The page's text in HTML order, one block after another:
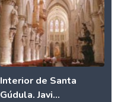
Interior de Santa
Gúdula. Javi...